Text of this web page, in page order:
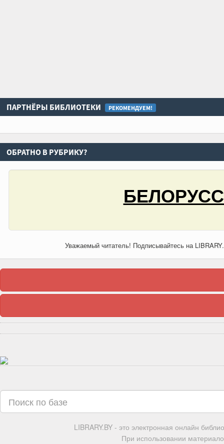
ПАРТНЁРЫ БИБЛИОТЕКИ РЕКОМЕНДУЕМ!
ОБРАТНО В РУБРИКУ?
Уважаемый читатель! Подписывайтесь на
LIBRARY.BY - это электронная онлайн
При использовании